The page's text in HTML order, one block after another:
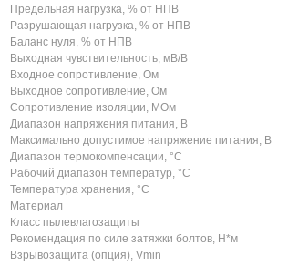
Предельная нагрузка, % от НПВ
Разрушающая нагрузка, % от НПВ
Баланс нуля, % от НПВ
Выходная чувствительность, мВ/В
Входное сопротивление, Ом
Выходное сопротивление, Ом
Сопротивление изоляции, МОм
Диапазон напряжения питания, В
Максимально допустимое напряжение питания, В
Диапазон термокомпенсации, °С
Рабочий диапазон температур, °С
Температура хранения, °С
Материал
Класс пылевлагозащиты
Рекомендация по силе затяжки болтов, Н*м
Взрывозащита (опция), Vmin